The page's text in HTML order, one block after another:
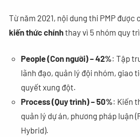
Từ năm 2021, nội dung thi PMP được
kiến thức chínhthay vì 5 nhóm quy
People (Con người) – 42%: Tập
lãnh đạo, quản lý đội nhóm, giao
quyết xung đột.
Process (Quy trình) – 50%: Kiến
quản lý dự án, phương pháp luận
Hybrid).